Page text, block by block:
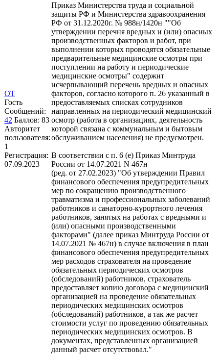
ОТ
Гость
Сообщений:
42 Баллов: 83
Авторитет
пользователя:
1
Регистрация:
07.09.2023
Приказ Министерства труда и социальной
защиты РФ и Министерства здравоохранения
РФ от 31.12.2020г. № 988н/1420н ""Об
утверждении перечня вредных и (или) опасных
производственных факторов и работ, при
выполнении которых проводятся обязательные
предварительные медицинские осмотры при
поступлении на работу и периодические
медицинские осмотры" содержит
исчерпывающий перечень вредных и опасных
факторов, согласно которого п. 26 указанный в
предоставляемых списках сотрудников
направленных на периодический медицинский
осмотр (работа в организациях, деятельность
которой связана с коммунальным и бытовым
обслуживанием населения) не предусмотрен.
В соответствии с п. 6 (е) Приказ Минтруда
России от 14.07.2021 N 467н
(ред. от 27.02.2023) "Об утверждении Правил
финансового обеспечения предупредительных
мер по сокращению производственного
травматизма и профессиональных заболеваний
работников и санаторно-курортного лечения
работников, занятых на работах с вредными и
(или) опасными производственными
факторами" (далее приказ Минтруда России от
14.07.2021 № 467н) в случае включения в план
финансового обеспечения предупредительных
мер расходов страхователя на проведение
обязательных периодических осмотров
(обследований) работников, страхователь
предоставляет копию договора с медицинский
организацией на проведение обязательных
периодических медицинских осмотров
(обследований) работников, а так же расчет
стоимости услуг по проведению обязательных
периодических медицинских осмотров. В
документах, представленных организацией
данный расчет отсутствовал."